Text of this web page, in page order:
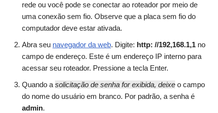
rede ou você pode se conectar ao roteador por meio de
uma conexão sem fio. Observe que a placa sem fio do
computador deve estar ativada.
Abra seu navegador da web. Digite: http: //192,168.1,1 no
campo de endereço. Este é um endereço IP interno para
acessar seu roteador. Pressione a tecla Enter.
Quando a solicitação de senha for exibida, deixe o campo
do nome do usuário em branco. Por padrão, a senha é
admin.